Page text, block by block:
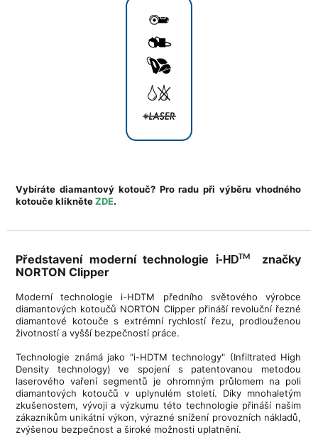
Vybíráte diamantový kotouč? Pro radu při výběru vhodného
kotouče klikněteZDE.
Představení moderní technologie i-HDTM značky
NORTON Clipper
Moderní technologie i-HDTM předního světového výrobce
diamantových kotoučů NORTON Clipper přináší revoluční řezné
diamantové kotouče s extrémní rychlostí řezu, prodlouženou
životností a vyšší bezpečností práce.
Technologie známá jako "i-HDTM technology" (Infiltrated High
Density technology) ve spojení s patentovanou metodou
laserového vaření segmentů je ohromným průlomem na poli
diamantových kotoučů v uplynulém století. Díky mnohaletým
zkušenostem, vývoji a výzkumu této technologie přináší našim
zákazníkům unikátní výkon, výrazné snížení provozních nákladů,
zvýšenou bezpečnost a široké možnosti uplatnění.